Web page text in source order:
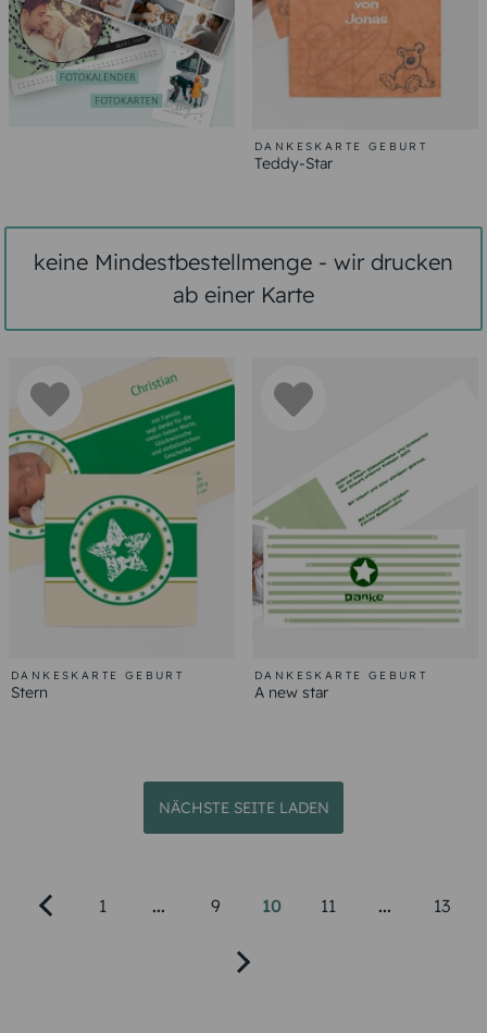
DANKESKARTE GEBURT
Teddy-Star
keine Mindestbestellmenge - wir drucken
ab einer Karte
DANKESKARTE GEBURT
Stern
DANKESKARTE GEBURT
A new star
NÄCHSTE SEITE LADEN
1 ... 9 10 11 ... 13